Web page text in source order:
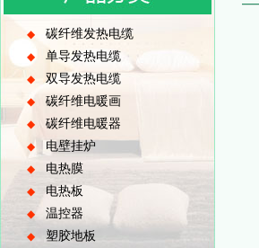
◆ 碳纤维发热电缆
◆ 单导发热电缆
◆ 双导发热电缆
◆ 碳纤维电暖画
◆ 碳纤维电暖器
◆ 电壁挂炉
◆ 电热膜
◆电热板
◆ 温控器
◆ 塑胶地板